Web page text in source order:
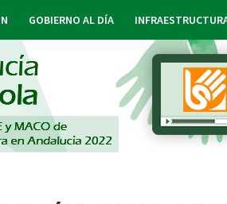
GOBIERNO AL DÍA